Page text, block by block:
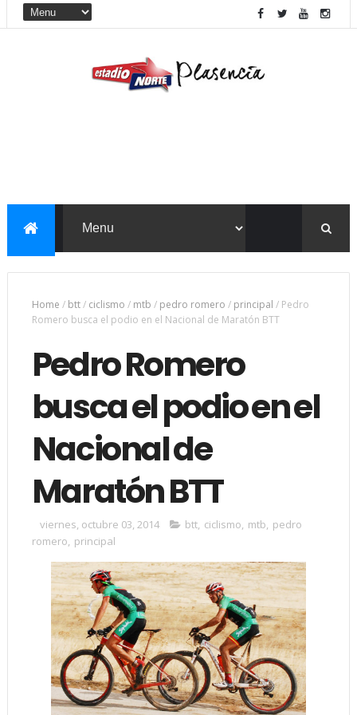
Home / btt/ ciclismo / mtb / pedro romero / principal / Pedro
Romero busca el podio en el Nacional de Maratón BTT
Pedro Romero
busca el podio en el
Nacional de
Maratón BTT
viernes, octubre 03, 2014 btt, ciclismo, mtb, pedro
romero, principal